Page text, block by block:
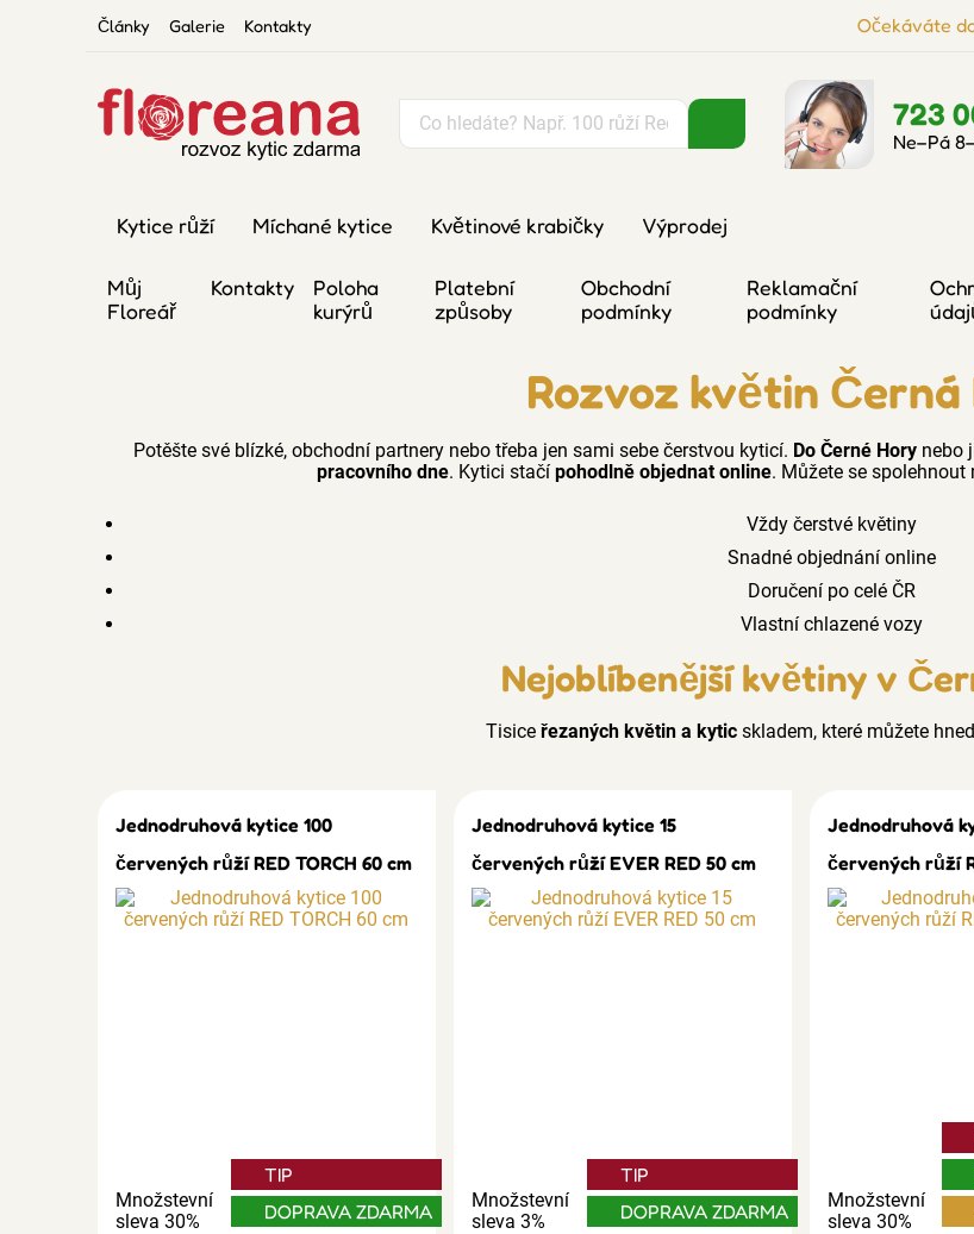
Články Galerie Kontakty Očekáváte
723
Ne–Pá
Kytice růží Míchané kytice Květinové krabičky Výprodej
Můj
Floreář
Kontakty
Poloha
kurýrů
Platební
způsoby
Obchodní
podmínky
Reklamační
podmínky
Rozvoz květin Černá
Potěšte své blízké, obchodní partnery nebo třeba jen sami sebe čerstvou kyticí. Do Černé Horynebo
pracovního dne. Kytici stačí pohodlně objednat online. Můžete se
Vždy čerstvé květiny
Snadné objednání online
Doručení po celé ČR
Vlastní chlazené vozy
Nejoblíbenější květiny v
Tisice řezaných květin a kytic skladem, které můžete
Jednodruhová kytice 100
červených růží RED TORCH 60 cm
Množstevní
sleva 30%
TIP
DOPRAVA ZDARMA
Jednodruhová kytice 15
červených růží EVER RED 50 cm
Množstevní
sleva 3%
TIP
DOPRAVA ZDARMA
Jednodruhová
červených růží
Množstevní
sleva 30%